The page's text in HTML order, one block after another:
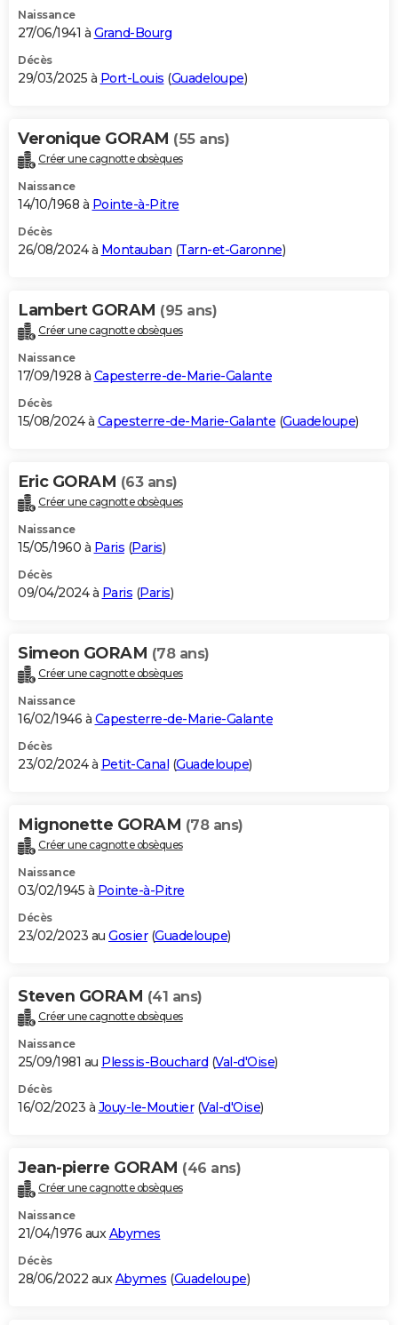
Naissance
27/06/1941 à Grand-Bourg
Décès
29/03/2025 à Port-Louis (Guadeloupe)
Veronique GORAM (55 ans)
Créer une cagnotte obsèques
Naissance
14/10/1968 à Pointe-à-Pitre
Décès
26/08/2024 à Montauban (Tarn-et-Garonne)
Lambert GORAM (95 ans)
Créer une cagnotte obsèques
Naissance
17/09/1928 à Capesterre-de-Marie-Galante
Décès
15/08/2024 à Capesterre-de-Marie-Galante (Guadeloupe)
Eric GORAM (63 ans)
Créer une cagnotte obsèques
Naissance
15/05/1960 à Paris (Paris)
Décès
09/04/2024 à Paris (Paris)
Simeon GORAM (78 ans)
Créer une cagnotte obsèques
Naissance
16/02/1946 à Capesterre-de-Marie-Galante
Décès
23/02/2024 à Petit-Canal (Guadeloupe)
Mignonette GORAM (78 ans)
Créer une cagnotte obsèques
Naissance
03/02/1945 à Pointe-à-Pitre
Décès
23/02/2023 au Gosier(Guadeloupe)
Steven GORAM (41 ans)
Créer une cagnotte obsèques
Naissance
25/09/1981 au Plessis-Bouchard (Val-d'Oise)
Décès
16/02/2023 à Jouy-le-Moutier(Val-d'Oise)
Jean-pierre GORAM (46 ans)
Créer une cagnotte obsèques
Naissance
21/04/1976 aux Abymes
Décès
28/06/2022 aux Abymes (Guadeloupe)